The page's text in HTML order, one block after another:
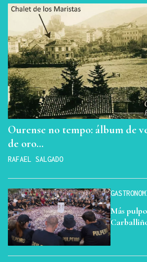
Ourense no tempo: álbum de
de oro…
RAFAEL SALGADO
Más